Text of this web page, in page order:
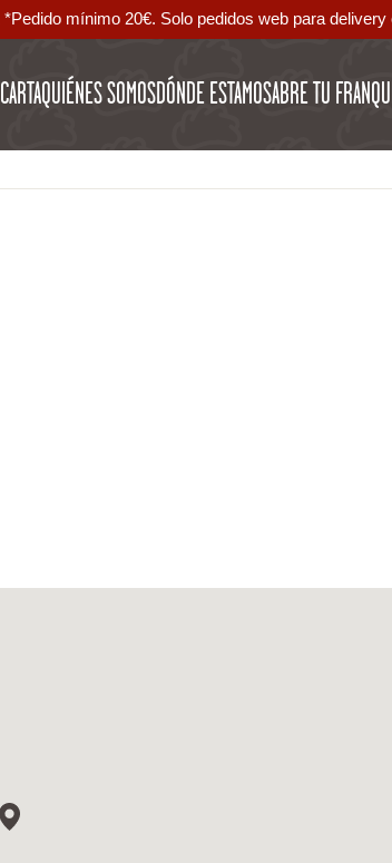
*Pedido mínimo 20€. Solo pedidos web para delivery
CARTAQUIÉNES SOMOSDÓNDE ESTAMOSABRE TU